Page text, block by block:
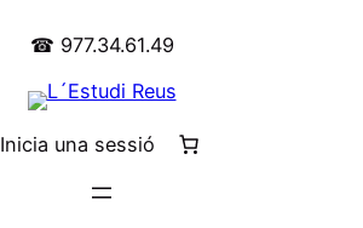
☎ 977.34.61.49
Inicia una sessió